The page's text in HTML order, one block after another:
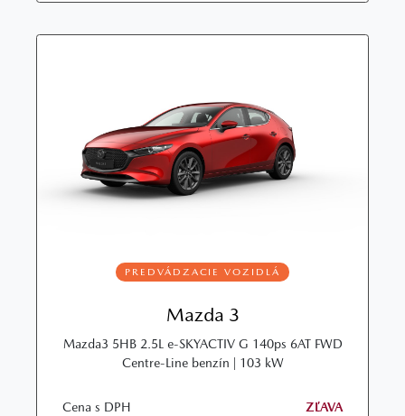
PREDVÁDZACIE VOZIDLÁ
Mazda 3
Mazda3 5HB 2.5L e-SKYACTIV G 140ps 6AT FWD
Centre-Line benzín | 103 kW
Cena s DPH ZĽAVA